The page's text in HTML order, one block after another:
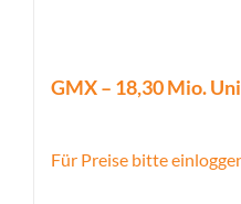
GMX – 18,30 Mio.
Für Preise bitte